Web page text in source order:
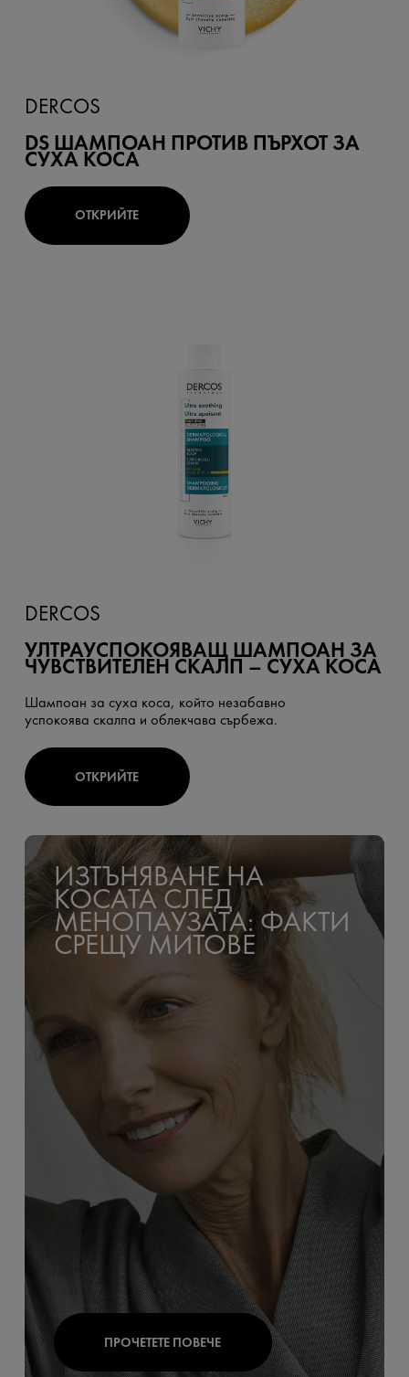
DERCOS
DS ШАМПОАН ПРОТИВ ПЪРХОТ ЗА
СУХА КОСА
ОТКРИЙТЕ
DERCOS
УЛТРАУСПОКОЯВАЩ ШАМПОАН ЗА
ЧУВСТВИТЕЛЕН СКАЛП – СУХА КОСА
Шампоан за суха коса, който незабавно
успокоява скалпа и облекчава сърбежа.
ОТКРИЙТЕ
ИЗТЪНЯВАНЕ НА
КОСАТА СЛЕД
МЕНОПАУЗАТА: ФАКТИ
СРЕЩУ МИТОВЕ
ПРОЧЕТЕТЕ ПОВЕЧЕ